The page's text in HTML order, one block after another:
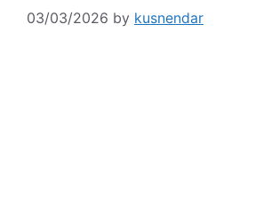
03/03/2026 by kusnendar